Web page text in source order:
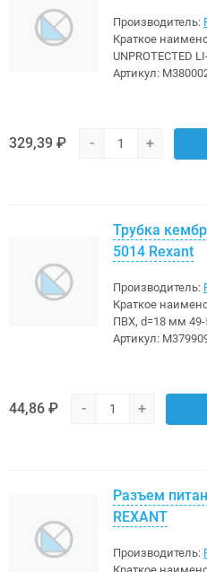
Производитель:
Краткое
UNPROTECTED
Артикул:
329,39 ₽ - +
Трубка
5014 Rexant
Производитель:
Краткое
ПВХ, d=18 мм 49-
Артикул:
44,86 ₽ - +
Разъем
REXANT
Производитель: